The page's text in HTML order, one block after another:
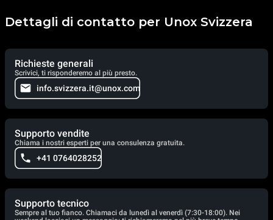
Dettagli di contatto per Unox Svizzera
Richieste generali
Scrivici, ti risponderemo al più presto.
info.svizzera.it@unox.com
Supporto vendite
Chiama i nostri esperti per una consulenza gratuita.
+41 0764028252
Supporto tecnico
Sempre al tuo fianco. Chiamaci da lunedì al venerdì (7:30-18:00). Nei